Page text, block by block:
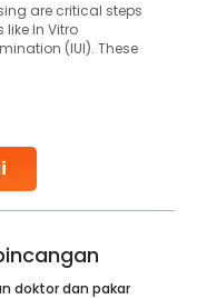
are critical steps
In Vitro
(IUI). These
dream of
doktor dan pakar